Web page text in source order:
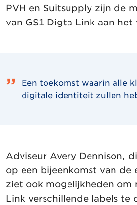
PVH en Suitsupply zijn de
van GS1 Digta Link aan het
Een toekomst waarin alle
digitale identiteit zullen
Adviseur Avery Dennison,
op een bijeenkomst van de
ziet ook mogelijkheden om
Link verschillende labels te